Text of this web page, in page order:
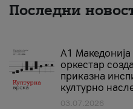
Последни
А1
оркестар
приказна
културно
03.07.2026